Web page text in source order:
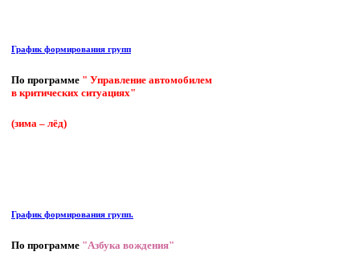
График формирования групп
По программе " Управление автомобилем
в критических ситуациях"
(зима – лёд)
График формирования групп.
По программе "Азбука вождения"